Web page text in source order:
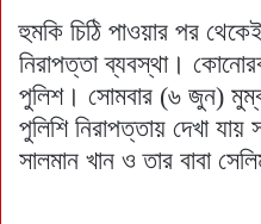
হুমকি চিঠি পাওয়ার পর
নিরাপত্তা ব্যবস্থা।
পুলিশ। সোমবার (৬ জুন)
পুলিশি নিরাপত্তায় দেখা
সালমান খান ও তার বাবা